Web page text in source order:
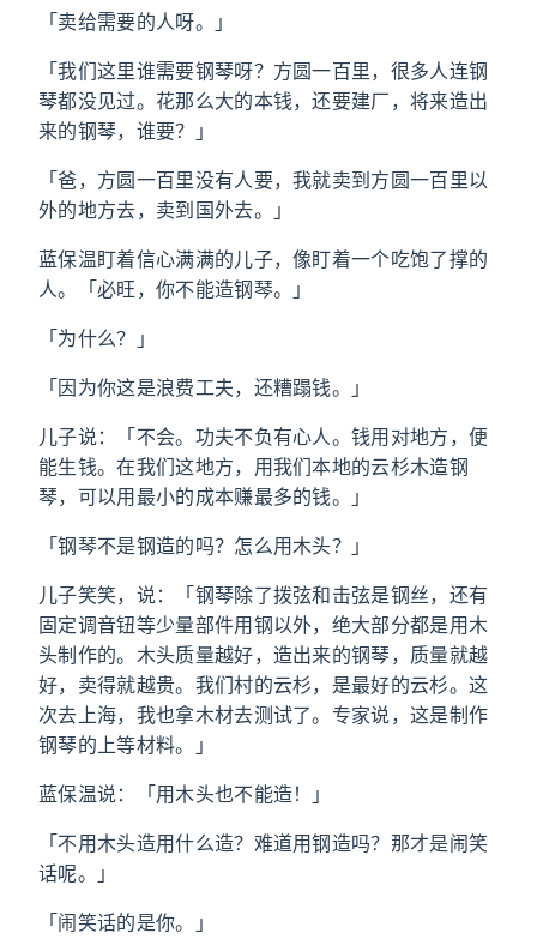
「卖给需要的人呀。」
「我们这里谁需要钢琴呀？方圆一百里，很多人连钢
琴都没见过。花那么大的本钱，还要建厂，将来造出
来的钢琴，谁要？」
「爸，方圆一百里没有人要，我就卖到方圆一百里以
外的地方去，卖到国外去。」
蓝保温盯着信心满满的儿子，像盯着一个吃饱了撑的
人。「必旺，你不能造钢琴。」
「为什么？」
「因为你这是浪费工夫，还糟蹋钱。」
儿子说：「不会。功夫不负有心人。钱用对地方，便
能生钱。在我们这地方，用我们本地的云杉木造钢
琴，可以用最小的成本赚最多的钱。」
「钢琴不是钢造的吗？怎么用木头？」
儿子笑笑，说：「钢琴除了拨弦和击弦是钢丝，还有
固定调音钮等少量部件用钢以外，绝大部分都是用木
头制作的。木头质量越好，造出来的钢琴，质量就越
好，卖得就越贵。我们村的云杉，是最好的云杉。这
次去上海，我也拿木材去测试了。专家说，这是制作
钢琴的上等材料。」
蓝保温说：「用木头也不能造！」
「不用木头造用什么造？难道用钢造吗？那才是闹笑
话呢。」
「闹笑话的是你。」